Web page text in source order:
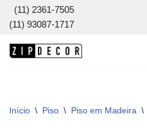
Pular
para
(11) 2361-7505
(11) 93087-1717
Início \ Piso \ Piso em Madeira \